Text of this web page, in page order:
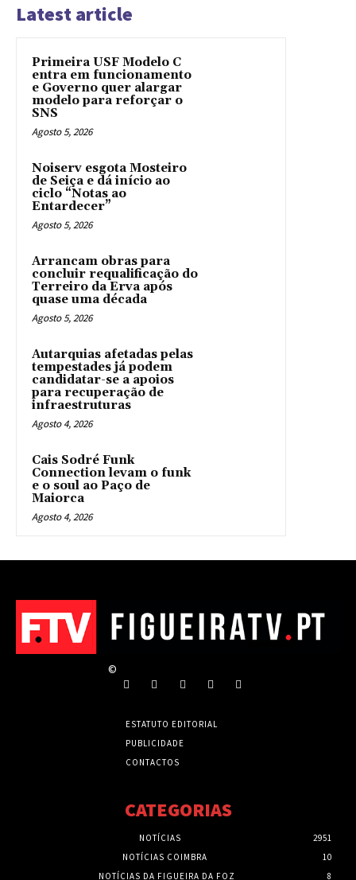
Latest article
Primeira USF Modelo C
entra em funcionamento
e Governo quer alargar
modelo para reforçar o
SNS
Agosto 5, 2026
Noiserv esgota Mosteiro
de Seiça e dá início ao
ciclo “Notas ao
Entardecer”
Agosto 5, 2026
Arrancam obras para
concluir requalificação do
Terreiro da Erva após
quase uma década
Agosto 5, 2026
Autarquias afetadas pelas
tempestades já podem
candidatar-se a apoios
para recuperação de
infraestruturas
Agosto 4, 2026
Cais Sodré Funk
Connection levam o funk
e o soul ao Paço de
Maiorca
Agosto 4, 2026
©
ESTATUTO EDITORIAL
PUBLICIDADE
CONTACTOS
CATEGORIAS
NOTÍCIAS
2951
NOTÍCIAS COIMBRA
10
NOTÍCIAS DA FIGUEIRA DA FOZ
8